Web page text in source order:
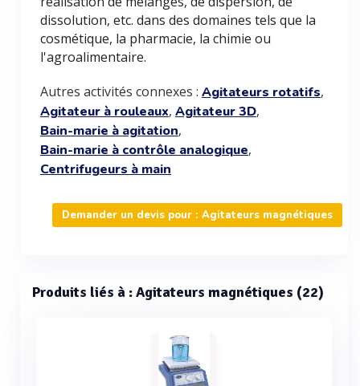
dissolution, etc. dans des domaines tels que la
cosmétique, la pharmacie, la chimie ou
l'agroalimentaire.
Autres activités connexes : Agitateurs rotatifs,
Agitateur à rouleaux, Agitateur 3D,
Bain-marie à agitation,
Bain-marie à contrôle analogique,
Centrifugeurs à main
Demander un devis pour : Agitateurs magnétiques
Produits liés à : Agitateurs magnétiques (22)